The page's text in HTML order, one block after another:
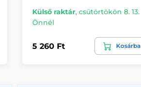
Külső raktár, csütörtökön 8. 13.
Önnél
5 260 Ft Kosárba